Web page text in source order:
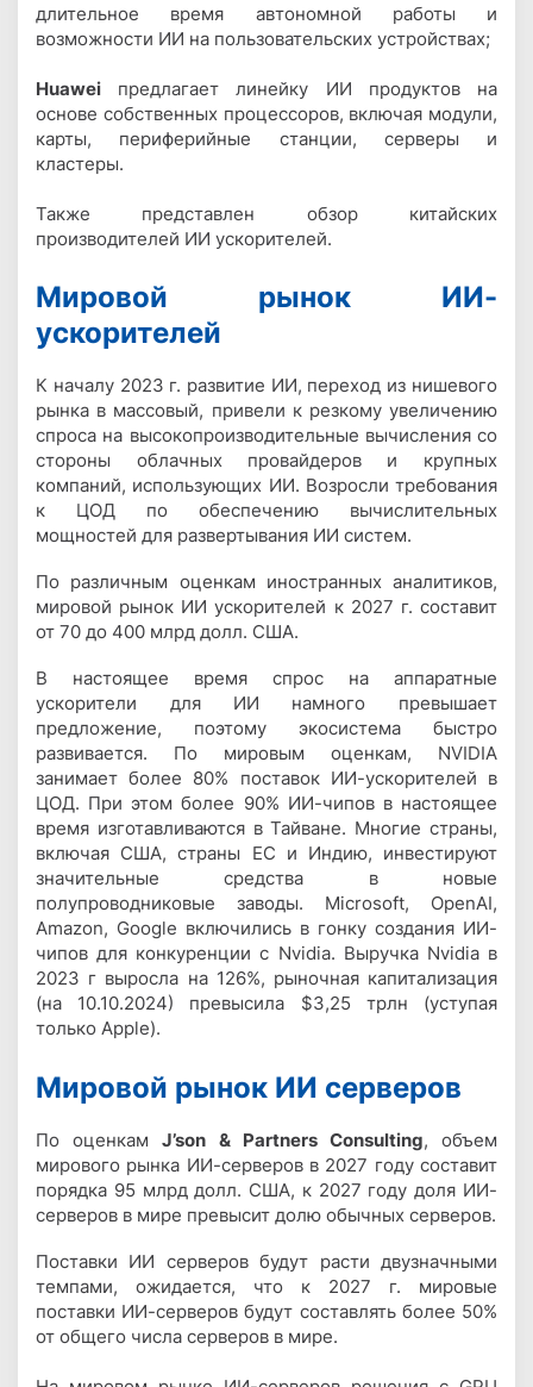
длительное время автономной работы и
возможности ИИ на пользовательских устройствах;
Huawei предлагает линейку ИИ продуктов на
основе собственных процессоров, включая модули,
карты, периферийные станции, серверы и
кластеры.
Также представлен обзор китайских
производителей ИИ ускорителей.
Мировой рынок ИИ-
ускорителей
К началу 2023 г. развитие ИИ, переход из нишевого
рынка в массовый, привели к резкому увеличению
спроса на высокопроизводительные вычисления со
стороны облачных провайдеров и крупных
компаний, использующих ИИ. Возросли требования
к ЦОД по обеспечению вычислительных
мощностей для развертывания ИИ систем.
По различным оценкам иностранных аналитиков,
мировой рынок ИИ ускорителей к 2027 г. составит
от 70 до 400 млрд долл. США.
В настоящее время спрос на аппаратные
ускорители для ИИ намного превышает
предложение, поэтому экосистема быстро
развивается. По мировым оценкам, NVIDIA
занимает более 80% поставок ИИ-ускорителей в
ЦОД. При этом более 90% ИИ-чипов в настоящее
время изготавливаются в Тайване. Многие страны,
включая США, страны ЕС и Индию, инвестируют
значительные средства в новые
полупроводниковые заводы. Microsoft, OpenAI,
Amazon, Google включились в гонку создания ИИ-
чипов для конкуренции с Nvidia. Выручка Nvidia в
2023 г выросла на 126%, рыночная капитализация
(на 10.10.2024) превысила $3,25 трлн (уступая
только Apple).
Мировой рынок ИИ серверов
По оценкамJ’son & Partners Consulting, объем
мирового рынка ИИ-серверов в 2027 году составит
порядка 95 млрд долл. США, к 2027 году доля ИИ-
серверов в мире превысит долю обычных серверов.
Поставки ИИ серверов будут расти двузначными
темпами, ожидается, что к 2027 г. мировые
поставки ИИ-серверов будут составлять более 50%
от общего числа серверов в мире.